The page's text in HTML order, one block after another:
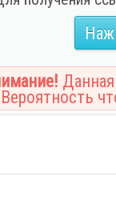
Вероятность